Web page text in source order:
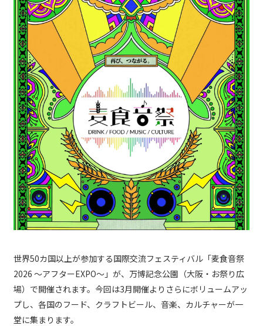
世界50カ国以上が参加する国際交流フェスティバル「麦食音祭
2026 〜アフターEXPO〜」が、万博記念公園（大阪・お祭り広
場）で開催されます。今回は3月開催よりさらにボリュームアッ
プし、各国のフード、クラフトビール、音楽、カルチャーが一
堂に集まります。